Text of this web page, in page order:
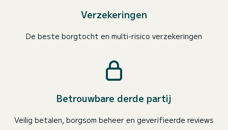
Verzekeringen
De beste borgtocht en multi-risico verzekeringen
Betrouwbare derde partij
Veilig betalen, borgsom beheer en geverifieerde reviews